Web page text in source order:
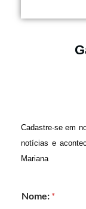
Cadastre-se em
notícias e
Mariana
Nome: *